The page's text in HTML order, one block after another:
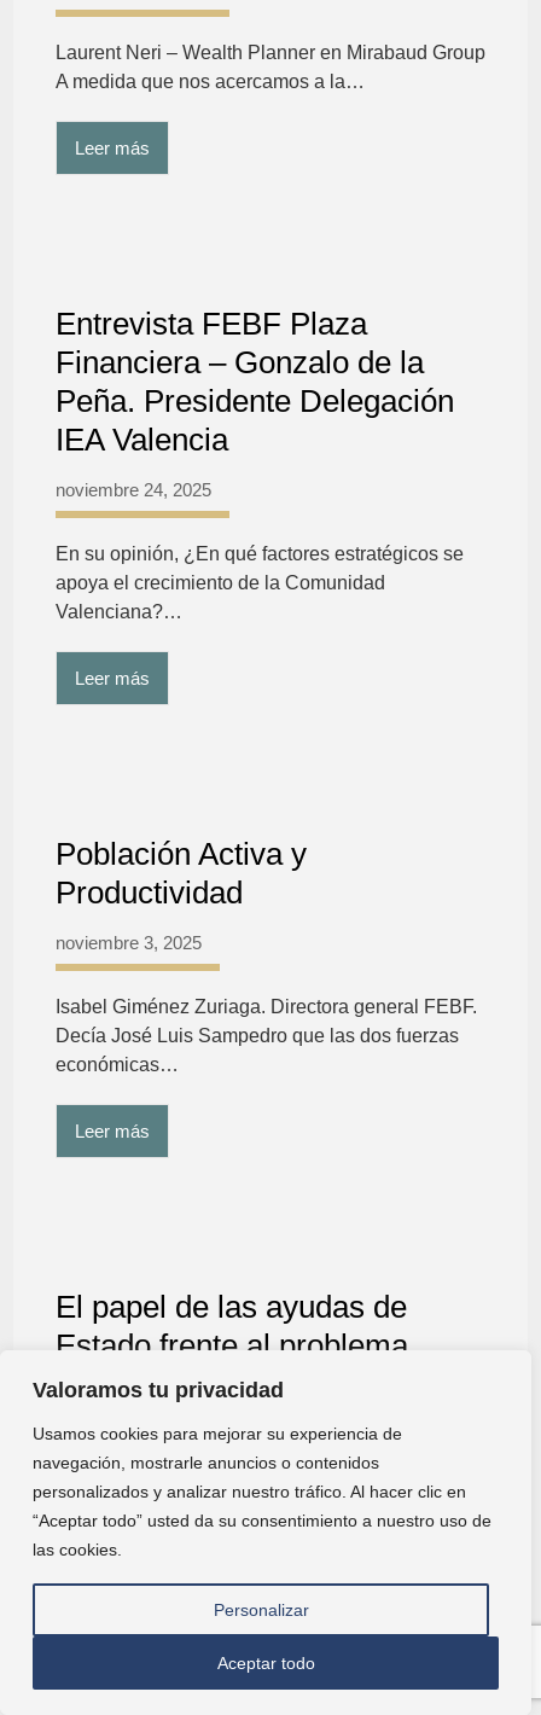
Valoramos tu privacidad
Usamos cookies para mejorar su experiencia de
navegación, mostrarle anuncios o contenidos
personalizados y analizar nuestro tráfico. Al hacer clic en
“Aceptar todo” usted da su consentimiento a nuestro uso de
las cookies.
Personalizar
Aceptar todo
Laurent Neri – Wealth Planner en Mirabaud Group
A medida que nos acercamos a la…
Leer más
Entrevista FEBF Plaza
Financiera – Gonzalo de la
Peña. Presidente Delegación
IEA Valencia
noviembre 24, 2025
En su opinión, ¿En qué factores estratégicos se
apoya el crecimiento de la Comunidad
Valenciana?…
Leer más
Población Activa y
Productividad
noviembre 3, 2025
Isabel Giménez Zuriaga. Directora general FEBF.
Decía José Luis Sampedro que las dos fuerzas
económicas…
Leer más
El papel de las ayudas de
Estado frente al problema
europeo de la accesibilidad a
la vivienda.
octubre 31, 2025
Jorge Risueño Martí. Asociado del área de Grants
Leer más